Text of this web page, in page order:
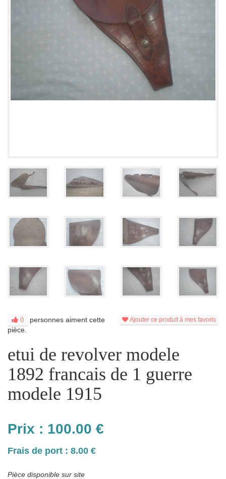
Ajouter ce produit à mes favoris
0
personnes aiment cette
pièce.
etui de revolver modele
1892 francais de 1 guerre
modele 1915
Prix : 100.00 €
Frais de port : 8.00 €
Pièce disponible sur site